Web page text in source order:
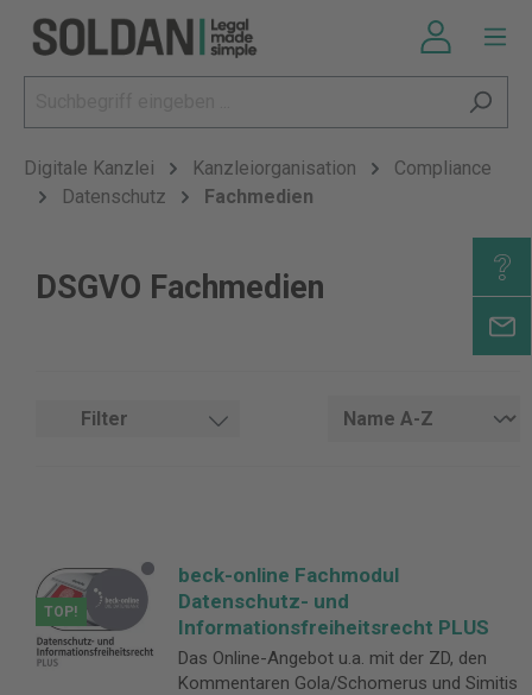
Digitale Kanzlei Kanzleiorganisation
Compliance
Datenschutz
Fachmedien
DSGVO Fachmedien
Filter
TOP!
beck-online Fachmodul
Datenschutz- und
Informationsfreiheitsrecht PLUS
Das Online-Angebot u.a. mit der ZD, den
Kommentaren Gola/Schomerus und Simitis